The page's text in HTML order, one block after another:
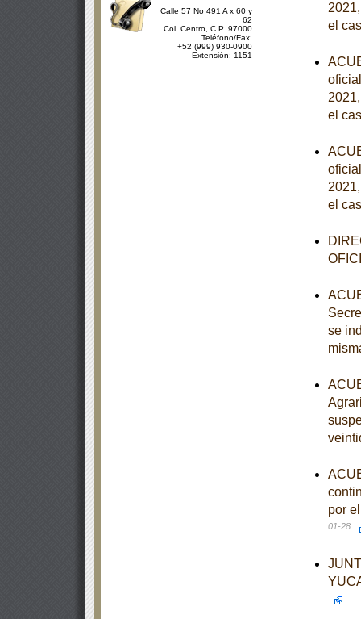
Calle 57 No 491 A x 60 y
62
Col. Centro, C.P. 97000
Teléfono/Fax:
+52 (999) 930-0900
Extensión: 1151
el
el
el
se
por
01-28